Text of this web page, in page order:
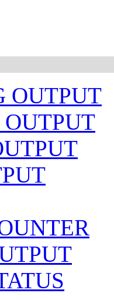
OUTPUT